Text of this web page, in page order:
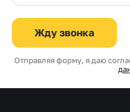
Жду звонка
Отправляя форму, я даю